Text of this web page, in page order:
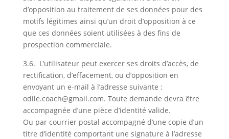
d’opposition au traitement de ses données pour des
motifs légitimes ainsi qu’un droit d’opposition à ce
que ces données soient utilisées à des fins de
prospection commerciale.
3.6. L’utilisateur peut exercer ses droits d’accès, de
rectification, d’effacement, ou d’opposition en
envoyant un e-mail à l’adresse suivante :
odile.coach@gmail.com. Toute demande devra être
accompagnée d’une pièce d’identité valide.
Ou par courrier postal accompagné d’une copie d’un
titre d’identité comportant une signature à l’adresse